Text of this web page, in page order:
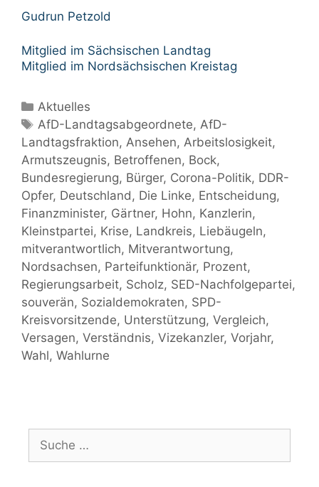
Gudrun Petzold
Mitglied im Sächsischen Landtag
Mitglied im Nordsächsischen Kreistag
Kategorien
Aktuelles
Schlagwörter
AfD-Landtagsabgeordnete, AfD-
Landtagsfraktion, Ansehen, Arbeitslosigkeit,
Armutszeugnis, Betroffenen, Bock,
Bundesregierung, Bürger, Corona-Politik, DDR-
Opfer, Deutschland , Die Linke, Entscheidung,
Finanzminister, Gärtner, Hohn, Kanzlerin,
Kleinstpartei, Krise, Landkreis, Liebäugeln,
mitverantwortlich, Mitverantwortung,
Nordsachsen, Parteifunktionär, Prozent,
Regierungsarbeit, Scholz, SED-Nachfolgepartei,
souverän, Sozialdemokraten, SPD-
Kreisvorsitzende, Unterstützung, Vergleich,
Versagen, Verständnis, Vizekanzler, Vorjahr,
Wahl, Wahlurne
nach: